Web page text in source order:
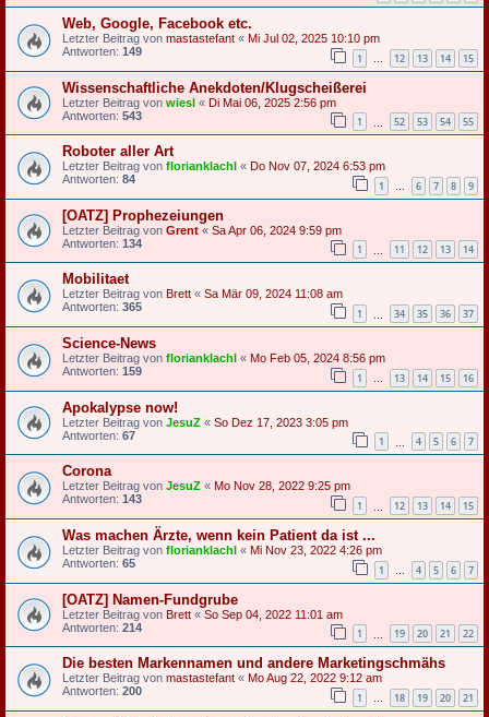
Web, Google, Facebook etc.
Letzter Beitrag von mastastefant « Mi Jul 02, 2025 10:10 pm
Antworten: 149 1 … 12 13 14 15
Wissenschaftliche Anekdoten/Klugscheißerei
Letzter Beitrag von wiesl « Di Mai 06, 2025 2:56 pm
Antworten: 543 1 52 53 54 55
Roboter aller Art
Letzter Beitrag von florianklachl « Do Nov 07, 2024 6:53 pm
Antworten: 84 1 … 6 7 8 9
[OATZ] Prophezeiungen
Letzter Beitrag von Grent « Sa Apr 06, 2024 9:59 pm
Antworten: 134 1 11 12 13 14
Mobilitaet
Letzter Beitrag von Brett « Sa Mär 09, 2024 11:08 am
Antworten: 365 1 34 35 36 37
Science-News
Letzter Beitrag von florianklachl « Mo Feb 05, 2024 8:56 pm
Antworten: 159 1 … 13 14 15 16
Apokalypse now!
Letzter Beitrag von JesuZ « So Dez 17, 2023 3:05 pm
Antworten: 67 1 4 5 6 7
Corona
Letzter Beitrag von JesuZ « Mo Nov 28, 2022 9:25 pm
Antworten: 143 1 12 13 14 15
Was machen Ärzte, wenn kein Patient da ist ...
Letzter Beitrag von florianklachl « Mi Nov 23, 2022 4:26 pm
Antworten: 65 1 … 4 5 6 7
[OATZ] Namen-Fundgrube
Letzter Beitrag von Brett « So Sep 04, 2022 11:01 am
Antworten: 214 1 19 20 21 22
Die besten Markennamen und andere Marketingschmähs
Letzter Beitrag von mastastefant « Mo Aug 22, 2022 9:12 am
Antworten: 200 1 … 18 19 20 21